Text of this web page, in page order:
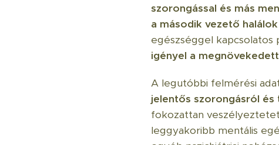
szorongással és más
a második vezető
egészséggel
igényel a
A legutóbbi felmérési
jelentős szorongásról és
fokozattan
leggyakoribb mentális